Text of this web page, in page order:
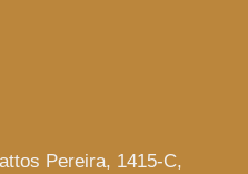
Pereira, 1415-C,